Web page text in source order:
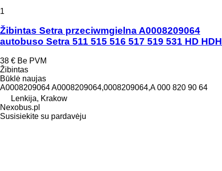
1
Žibintas Setra przeciwmgielna A0008209064
autobuso Setra 511 515 516 517 519 531 HD HDH
38 € Be PVM
Žibintas
Būklė naujas
A0008209064 A0008209064,0008209064,A 000 820 90 64
Lenkija, Krakow
Nexobus.pl
Susisiekite su pardavėju